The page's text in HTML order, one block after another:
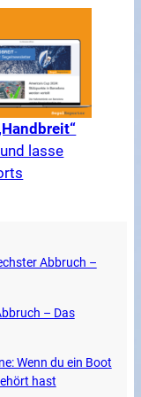
lasse
Abbruch –
– Das
Wenn du ein Boot
hast